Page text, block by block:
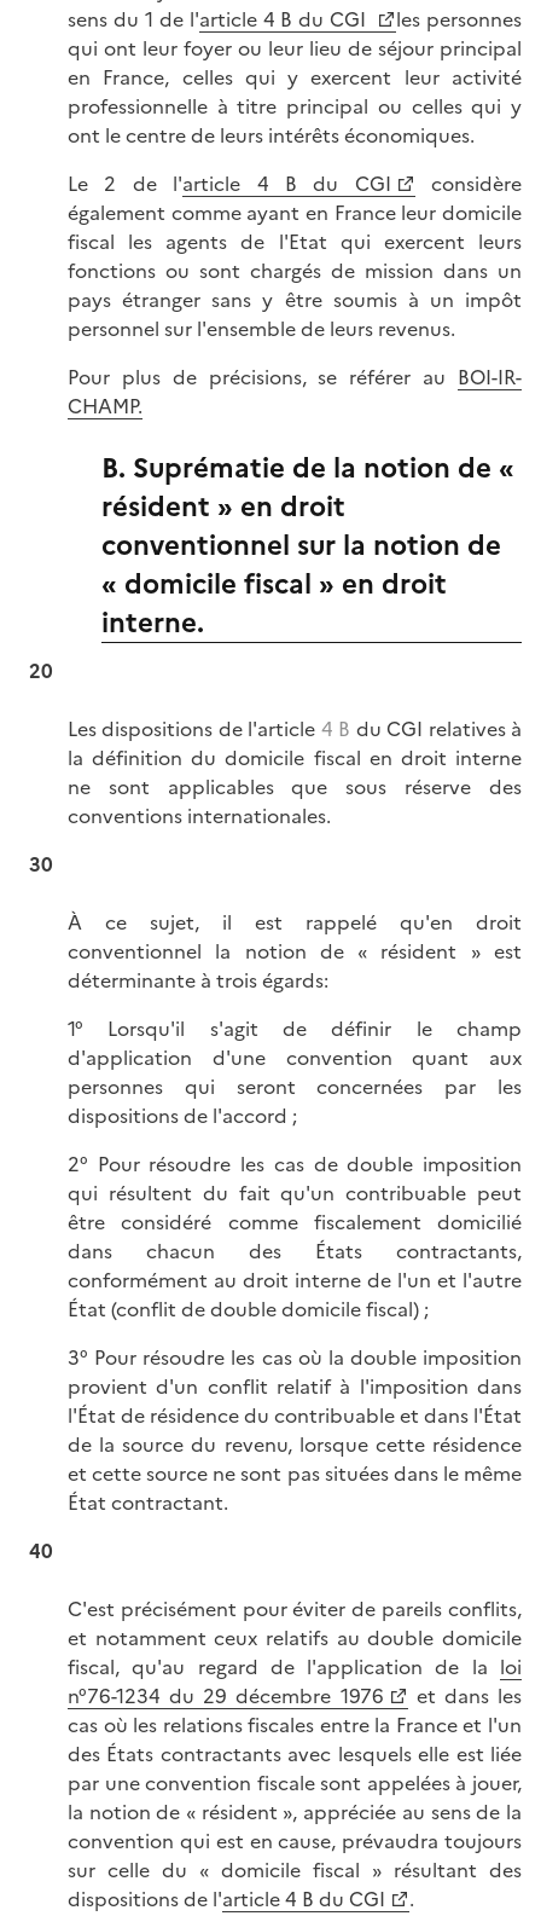
sens du 1 de l'article 4 B du CGI
les personnes
qui ont leur foyer ou leur lieu de séjour principal
en France, celles qui y exercent leur activité
professionnelle à titre principal ou celles qui y
ont le centre de leurs intérêts économiques.
Le 2 de l'article 4 B du CGI
considère
également comme ayant en France leur domicile
fiscal les agents de l'Etat qui exercent leurs
fonctions ou sont chargés de mission dans un
pays étranger sans y être soumis à un impôt
personnel sur l'ensemble de leurs revenus.
Pour plus de précisions, se référer au BOI-IR-
CHAMP.
B. Suprématie de la notion de «
résident » en droit
conventionnel sur la notion de
« domicile fiscal » en droit
interne.
20
Les dispositions de l'article 4 B du CGI relatives à
la définition du domicile fiscal en droit interne
ne sont applicables que sous réserve des
conventions internationales.
30
À ce sujet, il est rappelé qu'en droit
conventionnel la notion de « résident » est
déterminante à trois égards:
1° Lorsqu'il s'agit de définir le champ
d'application d'une convention quant aux
personnes qui seront concernées par les
dispositions de l'accord ;
2° Pour résoudre les cas de double imposition
qui résultent du fait qu'un contribuable peut
être considéré comme fiscalement domicilié
dans chacun des États contractants,
conformément au droit interne de l'un et l'autre
État (conflit de double domicile fiscal) ;
3° Pour résoudre les cas où la double imposition
provient d'un conflit relatif à l'imposition dans
l'État de résidence du contribuable et dans l'État
de la source du revenu, lorsque cette résidence
et cette source ne sont pas situées dans le même
État contractant.
40
C'est précisément pour éviter de pareils conflits,
et notamment ceux relatifs au double domicile
fiscal, qu'au regard de l'application de la loi
n°76-1234 du 29 décembre 1976
et dans les
cas où les relations fiscales entre la France et l'un
des États contractants avec lesquels elle est liée
par une convention fiscale sont appelées à jouer,
la notion de « résident », appréciée au sens de la
convention qui est en cause, prévaudra toujours
sur celle du « domicile fiscal » résultant des
dispositions de l'article 4 B du CGI
.